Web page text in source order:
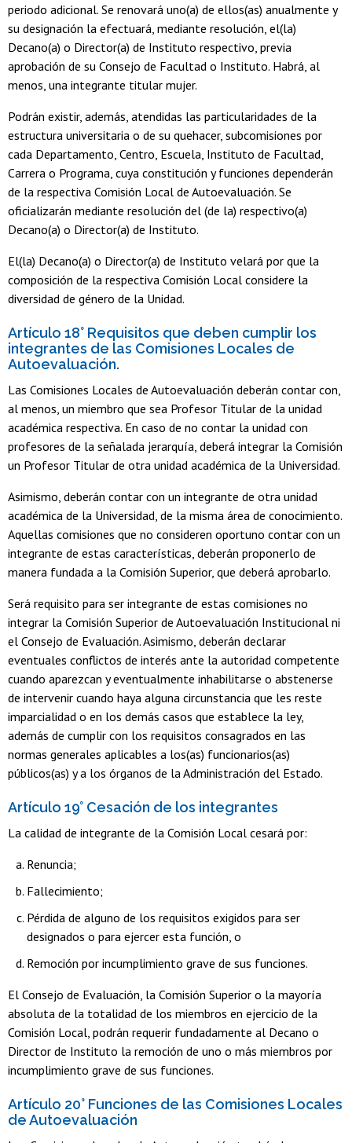
periodo adicional. Se renovará uno(a) de ellos(as) anualmente y
su designación la efectuará, mediante resolución, el(la)
Decano(a) o Director(a) de Instituto respectivo, previa
aprobación de su Consejo de Facultad o Instituto. Habrá, al
menos, una integrante titular mujer.
Podrán existir, además, atendidas las particularidades de la
estructura universitaria o de su quehacer, subcomisiones por
cada Departamento, Centro, Escuela, Instituto de Facultad,
Carrera o Programa, cuya constitución y funciones dependerán
de la respectiva Comisión Local de Autoevaluación. Se
oficializarán mediante resolución del (de la) respectivo(a)
Decano(a) o Director(a) de Instituto.
El(la) Decano(a) o Director(a) de Instituto velará por que la
composición de la respectiva Comisión Local considere la
diversidad de género de la Unidad.
Artículo 18° Requisitos que deben cumplir los
integrantes de las Comisiones Locales de
Autoevaluación.
Las Comisiones Locales de Autoevaluación deberán contar con,
al menos, un miembro que sea Profesor Titular de la unidad
académica respectiva. En caso de no contar la unidad con
profesores de la señalada jerarquía, deberá integrar la Comisión
un Profesor Titular de otra unidad académica de la Universidad.
Asimismo, deberán contar con un integrante de otra unidad
académica de la Universidad, de la misma área de conocimiento.
Aquellas comisiones que no consideren oportuno contar con un
integrante de estas características, deberán proponerlo de
manera fundada a la Comisión Superior, que deberá aprobarlo.
Será requisito para ser integrante de estas comisiones no
integrar la Comisión Superior de Autoevaluación Institucional ni
el Consejo de Evaluación. Asimismo, deberán declarar
eventuales conflictos de interés ante la autoridad competente
cuando aparezcan y eventualmente inhabilitarse o abstenerse
de intervenir cuando haya alguna circunstancia que les reste
imparcialidad o en los demás casos que establece la ley,
además de cumplir con los requisitos consagrados en las
normas generales aplicables a los(as) funcionarios(as)
públicos(as) y a los órganos de la Administración del Estado.
Artículo 19° Cesación de los integrantes
La calidad de integrante de la Comisión Local cesará por:
Renuncia;
Fallecimiento;
Pérdida de alguno de los requisitos exigidos para ser
designados o para ejercer esta función, o
Remoción por incumplimiento grave de sus funciones.
El Consejo de Evaluación, la Comisión Superior o la mayoría
absoluta de la totalidad de los miembros en ejercicio de la
Comisión Local, podrán requerir fundadamente al Decano o
Director de Instituto la remoción de uno o más miembros por
incumplimiento grave de sus funciones.
Artículo 20° Funciones de las Comisiones Locales
de Autoevaluación